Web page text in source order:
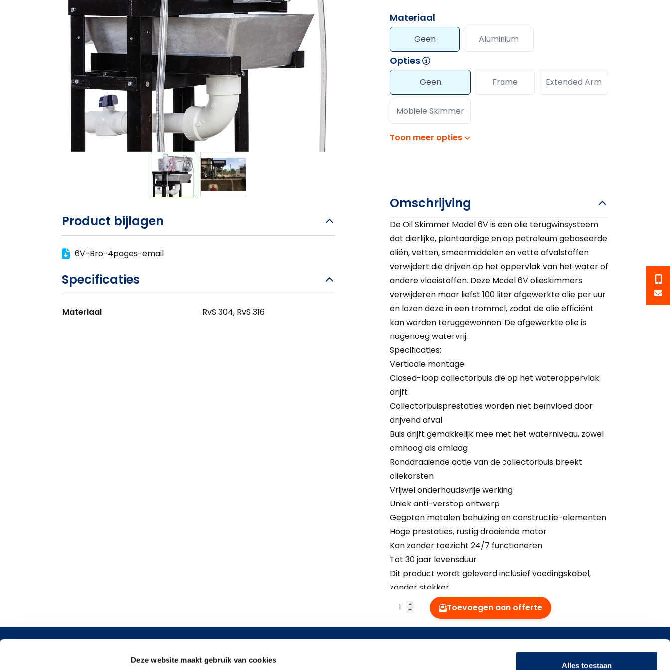
Deze website maakt gebruik van cookies
Alles toestaan
Product bijlagen
6V-Bro-4pages-email
Specificaties
Materiaal RvS 304, RvS 316
Materiaal
Geen Aluminium
Opties
Geen Frame Extended Arm
Mobiele Skimmer
Toon meer opties
Aantal Toevoegen aan offerte
Omschrijving
De Oil Skimmer Model 6V is een olie terugwinsysteem
dat dierlijke, plantaardige en op petroleum gebaseerde
oliën, vetten, smeermiddelen en vette afvalstoffen
verwijdert die drijven op het oppervlak van het water of
andere vloeistoffen. Deze Model 6V olieskimmers
verwijderen maar liefst 100 liter afgewerkte olie per uur
en lozen deze in een trommel, zodat de olie efficiënt
kan worden teruggewonnen. De afgewerkte olie is
nagenoeg watervrij.
Specificaties:
Verticale montage
Closed-loop collectorbuis die op het wateroppervlak
drijft
Collectorbuisprestaties worden niet beïnvloed door
drijvend afval
Buis drijft gemakkelijk mee met het waterniveau, zowel
omhoog als omlaag
Ronddraaiende actie van de collectorbuis breekt
oliekorsten
Vrijwel onderhoudsvrije werking
Uniek anti-verstop ontwerp
Gegoten metalen behuizing en constructie-elementen
Hoge prestaties, rustig draaiende motor
Kan zonder toezicht 24/7 functioneren
Tot 30 jaar levensduur
Dit product wordt geleverd inclusief voedingskabel,
zonder stekker.
Contactgegevens